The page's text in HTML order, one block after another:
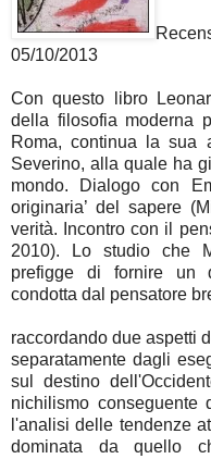
05/10/2013
Con questo libro
della filosofia moderna
Roma, continua la sua
Severino, alla quale ha
mondo. Dialogo con
originaria’ del sapere
verità. Incontro con il
2010). Lo studio che
prefigge di fornire un
condotta dal pensatore
raccordando due aspetti del suo pensiero fino ad ora studiati separatamente dagli esegeti della sua opera: la riflessione sul destino dell'Occidente, la cui vicenda è segnata dal nichilismo conseguente dall'oblio del senso dell'essere, e l'analisi delle tendenze attuali della cultura contemporanea, dominata da quello che Severino chiama “Apparato scientifico-tecnologico”, la cui episteme caratterizza l'intero orizzonte noetico della nostra epoca. Secondo Messinese, essendo la matrice culturale di entrambe le linee di riflessione la medesima, esse possono essere comprese fino in fondo solo tenendo conto del loro intreccio. Nel corso del suo libro Messinese ricostruisce quindi la storia di questo intreccio, prendendo le mosse dagli esordi dell'allora giovane filosofo, che lo vedono seguace del magistero di Gustavo Bontadini, esponente di punta della filosofia neoscolastica, con il quale si era laureato presso l’Università di Pavia, e che aveva poi seguito presso l’Università Cattolica del Sacro Cuore di Milano, dove si era insediato prima sulla cattedra di Filosofia morale e poi su quella di Filosofia teoretica. Il Severino di questo periodo assorbe dal maestro l’aspirazione ad edificare una filosofia dell’essere, che si opponga al soggettivismo immanentistico di cui soffre gran parte della filosofia contemporanea (il cui prototipo è rappresentato dalle filosofie idealistiche), il quale conduce a quella concezione ‘fenomenistica’ della conoscenza e dell’etica che costituisce lo stigma più profondo della cultura moderna. Il giovane Severino, sulle orme del maestro, vorrebbe invece reiterare l’isomorfismo tra pensiero e realtà che secondo lui permeava il pensiero greco antico – inteso come un corpo dottrinale fondamentalmente unitario, culminante nelle figure di Platone e di Aristotele – la cui migliore eredità sarebbe stata raccolta dalla teologia scolastica, dando vita a quella che egli chiama la “metafisica classica”. Lo scritto più rilevante di questa prima fase è La struttura originaria (1958), nel quale l’autore si interroga sulla “struttura della verità nella sua dimensione più universale (tale, cioè, da valere per ogni affermazione che ambisca alla incontrovertibilità)” (p. 26): già qui viene alla luce quella che sarà la preoccupazione teoretica costante di Severino, ossia la ricerca di una “verità incontrovertibile, assoluta, definitiva” (p. 18), unico punto di partenza possibile per la costruzione di una conoscenza che non voglia porre le basi per il proprio superamento. Il libro è importante anche perché in esso compare per la prima volta la “tesi dell’immutabilità dell’essere relativa ad ogni essente” (p. 26), all’interno della cui prospettiva il divenire rimanda ad una aristotelica causa indiveniente che ne giustifichi la posizione (causa identificabile con la divinità trascendente di cui parla la tradizione cristiana). Con il successivo Studi di filosofia della prassi (1962) emergono le prime frizioni del filosofo rispetto all’ateneo nel quale insegna, perché il teologo Carlo Colombo giudica pericolose alcune tesi sostenute nel volume, valutandole poco collimanti con il magistero ecclesiastico (p. 27). Se in quella occasione la polemica si stempera grazie soprattutto all’intervento di monsignor Francesco Olgiati, grande estimatore di Severino, con la pubblicazione del saggio Ritornare a Parmenide (1964) viene alla luce un dissidio insanabile tra il filosofo bresciano e l’ateneo milanese. E non si tratta di una disputa ‘solo’ filosofica: Messinese riferisce del processo canonico a cui lo studioso è stato sottoposto dalla Sacra Congregazione per la Dottrina della Fede, nel corso del quale le sue tesi sono state minuziosamente esaminate da un consesso di tre periti, che ne ha infine decretato l’incompatibilità con le verità di fede custodite dalla Chiesa romana (p. 34). A questo punto, preso atto da ambo le parti della gravità di una frattura incomponibile, a Severino non restò che abbandonare l’Università Cattolica per trasferirsi presso quella di Venezia (nel 1970), dove rimarrà fino alla fine della sua carriera universitaria. Ma qual era la tesi filosofica che